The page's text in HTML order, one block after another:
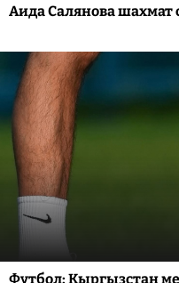
Аида Салянова шахмат
Футбол: Кыргызстан